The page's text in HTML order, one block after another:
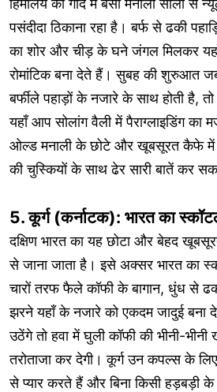
हिमालय की गोद में बसा मनाली सालों से
पसंदीदा ठिकाना रहा है। बर्फ से ढकी
का शोर और चीड़ के घने जंगल मिलकर
रोमांटिक बना देते हैं। सुबह की शुरुआत
बर्फीले पहाड़ों के नजारे के साथ होती है,
यहाँ आप सोलांग वैली में पैराग्लाइडिंग का
ओल्ड मनाली के छोटे और खूबसूरत कैफे में
की चुस्कियों के साथ ढेर सारी बातें कर
5. कूर्ग (कर्नाटक): भारत का
दक्षिण भारत का यह छोटा और बेहद
से जाना जाता है। इसे अक्सर भारत का
चारों तरफ फैले कॉफी के बागान, धुंध से
झरने यहाँ के नजारे को एकदम जादुई
उठेंगे तो हवा में घुली कॉफी की भीनी-
तरोताजा कर देगी। कूर्ग उन कपल्स के
से प्यार करते हैं और बिना किसी हड़बड़ी